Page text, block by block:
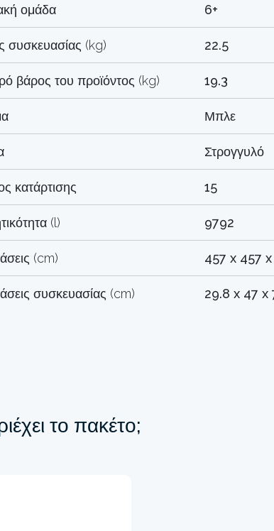
ομάδα 6+
συσκευασίας (kg) 22.5
βάρος του προϊόντος (kg) 19.3
Μπλε
Στρογγυλό
κατάρτισης 15
(l) 9792
(cm) 457 x 457
συσκευασίας (cm) 29.8 x 47 x
το πακέτο;